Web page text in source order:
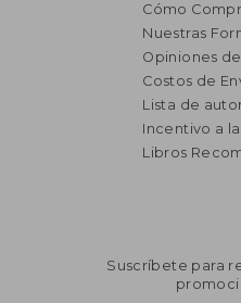
Cómo
Nuestras
Opiniones
Costos de
Lista de
Incentivo a
Libros
Suscríbete para